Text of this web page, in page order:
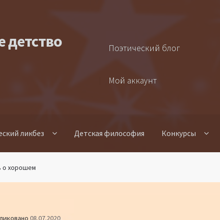
детство Поэтический блог
Мой аккаунт
ликбез Детская философия Конкурсы
о хорошем
08.07.2020